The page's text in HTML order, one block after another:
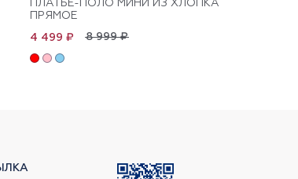
ПЛАТЬЕ-ПОЛО МИНИ ИЗ ХЛОПКА
ПРЯМОЕ
8 999 ₽
4 499 ₽